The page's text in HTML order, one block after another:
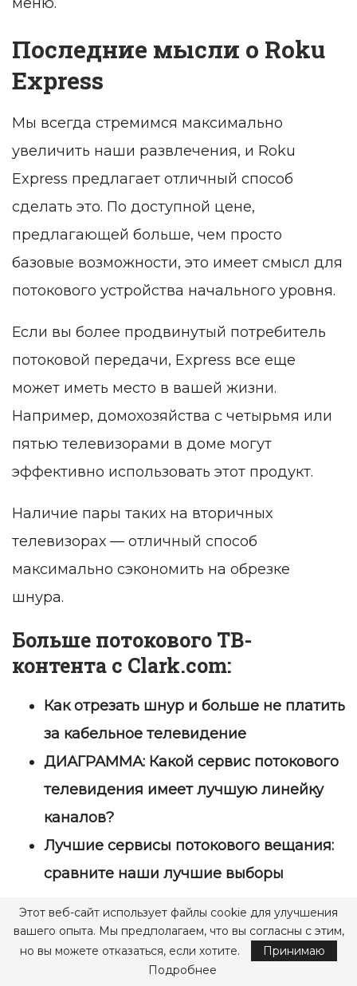
Последние мысли о Roku
Express
Мы всегда стремимся максимально
увеличить наши развлечения, и Roku
Express предлагает отличный способ
сделать это. По доступной цене,
предлагающей больше, чем просто
базовые возможности, это имеет смысл для
потокового устройства начального уровня.
Если вы более продвинутый потребитель
потоковой передачи, Express все еще
может иметь место в вашей жизни.
Например, домохозяйства с четырьмя или
пятью телевизорами в доме могут
эффективно использовать этот продукт.
Наличие пары таких на вторичных
телевизорах — отличный способ
максимально сэкономить на обрезке
шнура.
Больше потокового ТВ-
контента с Clark.com:
Как отрезать шнур и больше не платить
за кабельное телевидение
ДИАГРАММА: Какой сервис потокового
телевидения имеет лучшую линейку
каналов?
Лучшие сервисы потокового вещания:
сравните наши лучшие выборы
Источник записи: https://clark.com
1,540
Этот веб-сайт использует файлы cookie для улучшения
вашего опыта. Мы предполагаем, что вы согласны с этим,
но вы можете отказаться, если хотите.
Принимаю
Подробнее